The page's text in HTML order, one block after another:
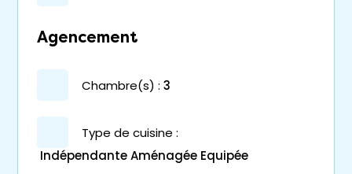
Agencement
chambre(s) : 3
Type de cuisine :
Indépendante Aménagée Equipée